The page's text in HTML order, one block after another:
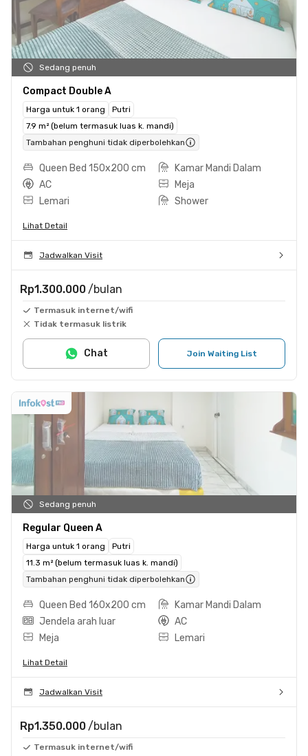
Sedang penuh
Compact Double A
Harga untuk 1 orang
Putri
7.9 m² (belum termasuk luas k. mandi)
Tambahan penghuni tidak diperbolehkan
Queen Bed 150x200 cm
Kamar Mandi Dalam
AC
Meja
Lemari
Shower
Lihat Detail
Jadwalkan Visit
Rp1.300.000 /bulan
Termasuk internet/wifi
Tidak termasuk listrik
Join Waiting List
Chat
Sedang penuh
Regular Queen A
Harga untuk 1 orang
Putri
11.3 m² (belum termasuk luas k. mandi)
Tambahan penghuni tidak diperbolehkan
Queen Bed 160x200 cm
Kamar Mandi Dalam
Jendela arah luar
AC
Meja
Lemari
Lihat Detail
Jadwalkan Visit
Rp1.350.000 /bulan
Termasuk internet/wifi